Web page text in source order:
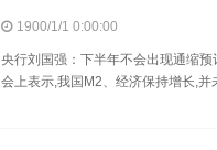
1900/1/1 0:00:00
央行刘国强：下半年不会出现通缩
会上表示,我国M2、经济保持增长,